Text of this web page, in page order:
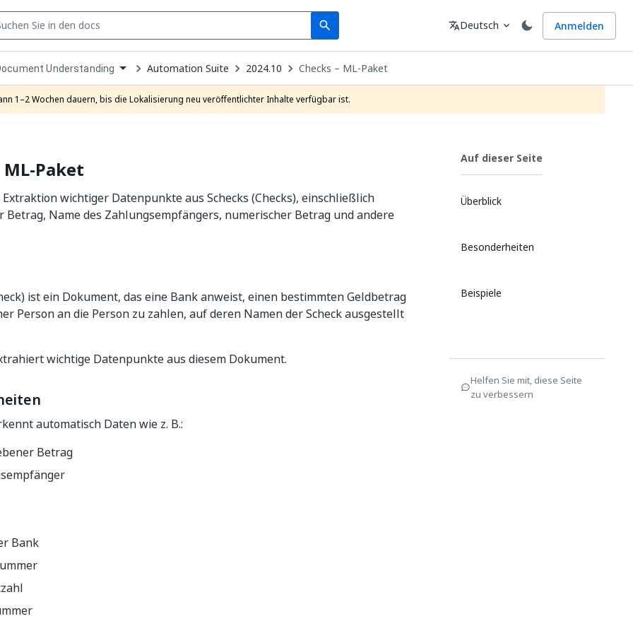
search
Search Sprache
translateDeutsch expand_more Anmelden
Understanding Automation Suite 2024.10 Checks – ML-Paket
1–2 Wochen dauern, bis die Lokalisierung neu veröffentlichter Inhalte verfügbar ist.
ML-Paket
wichtiger Datenpunkte aus Schecks (Checks), einschließlich
Betrag, Name des Zahlungsempfängers, numerischer Betrag und andere
ist ein Dokument, das eine Bank anweist, einen bestimmten Geldbetrag
Person an die Person zu zahlen, auf deren Namen der Scheck ausgestellt
wichtige Datenpunkte aus diesem Dokument.
automatisch Daten wie z. B.:
Betrag
Bank
Auf dieser Seite
Überblick
Besonderheiten
Beispiele
Helfen Sie mit, diese Seite
zu verbessern